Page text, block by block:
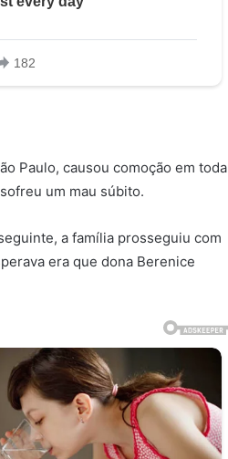
Paulo, causou comoção em toda
um mau súbito.
a família prosseguiu com
era que dona Berenice